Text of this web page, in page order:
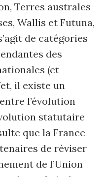
Terres australes
Wallis et Futuna,
de catégories
des
(et
il existe un
l’évolution
statutaire
que la France
de réviser
de l’Union